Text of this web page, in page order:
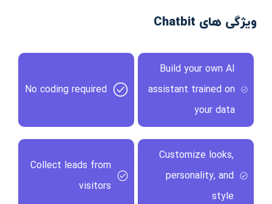
ویژگی های Chatbit
Build your own AI
assistant trained on
your data
No coding required
Customize looks,
personality, and
style
Collect leads from
visitors